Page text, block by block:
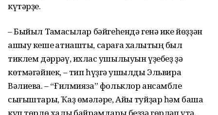
күтәрҙе.
– Быйыл Таҡмаҡсылар бәйгеһендә генә ике йөҙҙән
ашыу кеше ҡатнашты, сараға халыҡтың был
тиклем дәррәү, ихлас ҡушылыуын үҙебеҙ ҙә
көтмәгәйнек, – тип һүҙгә ҡушылды Эльвира
Вәлиева. – “Ғилмияза” фольклор ансамбле
сығыштары, Ҡаҙ өмәләре, Айыҡ туйҙар һәм башҡа